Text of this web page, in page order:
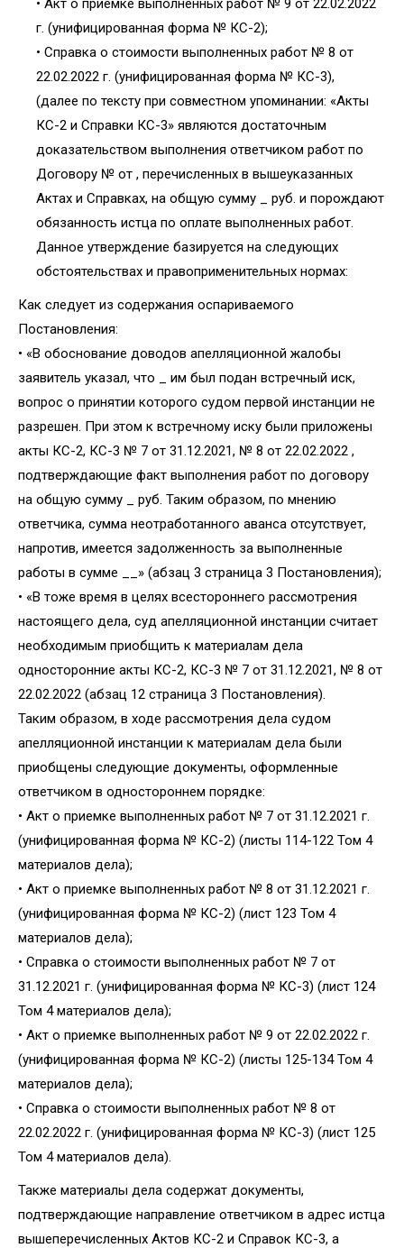
• Акт о приемке выполненных работ № 9 от 22.02.2022
г. (унифицированная форма № КС-2);
• Справка о стоимости выполненных работ № 8 от
22.02.2022 г. (унифицированная форма № КС-3),
(далее по тексту при совместном упоминании: «Акты
КС-2 и Справки КС-3» являются достаточным
доказательством выполнения ответчиком работ по
Договору № от , перечисленных в вышеуказанных
Актах и Справках, на общую сумму _ руб. и порождают
обязанность истца по оплате выполненных работ.
Данное утверждение базируется на следующих
обстоятельствах и правоприменительных нормах:
Как следует из содержания оспариваемого
Постановления:
• «В обоснование доводов апелляционной жалобы
заявитель указал, что _ им был подан встречный иск,
вопрос о принятии которого судом первой инстанции не
разрешен. При этом к встречному иску были приложены
акты КС-2, КС-3 № 7 от 31.12.2021, № 8 от 22.02.2022 ,
подтверждающие факт выполнения работ по договору
на общую сумму _ руб. Таким образом, по мнению
ответчика, сумма неотработанного аванса отсутствует,
напротив, имеется задолженность за выполненные
работы в сумме __» (абзац 3 страница 3 Постановления);
• «В тоже время в целях всестороннего рассмотрения
настоящего дела, суд апелляционной инстанции считает
необходимым приобщить к материалам дела
односторонние акты КС-2, КС-3 № 7 от 31.12.2021, № 8 от
22.02.2022 (абзац 12 страница 3 Постановления).
Таким образом, в ходе рассмотрения дела судом
апелляционной инстанции к материалам дела были
приобщены следующие документы, оформленные
ответчиком в одностороннем порядке:
• Акт о приемке выполненных работ № 7 от 31.12.2021 г.
(унифицированная форма № КС-2) (листы 114-122 Том 4
материалов дела);
• Акт о приемке выполненных работ № 8 от 31.12.2021 г.
(унифицированная форма № КС-2) (лист 123 Том 4
материалов дела);
• Справка о стоимости выполненных работ № 7 от
31.12.2021 г. (унифицированная форма № КС-3) (лист 124
Том 4 материалов дела);
• Акт о приемке выполненных работ № 9 от 22.02.2022 г.
(унифицированная форма № КС-2) (листы 125-134 Том 4
материалов дела);
• Справка о стоимости выполненных работ № 8 от
22.02.2022 г. (унифицированная форма № КС-3) (лист 125
Том 4 материалов дела).
Также материалы дела содержат документы,
подтверждающие направление ответчиком в адрес истца
вышеперечисленных Актов КС-2 и Справок КС-3, а